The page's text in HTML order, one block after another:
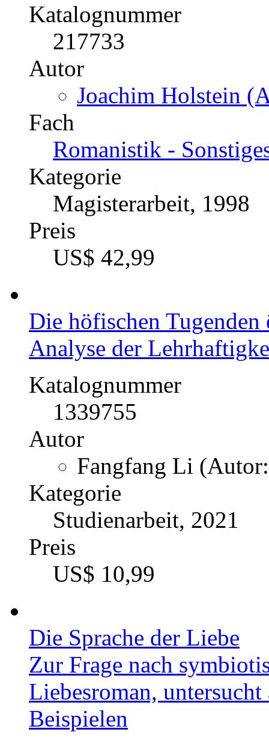
Katalognummer
217733
Autor
Joachim Holstein
Fach
Romanistik -
Kategorie
Magisterarbeit, 1998
Preis
US$ 42,99
Die höfischen
Analyse der
Katalognummer
1339755
Autor
Fangfang Li
Kategorie
Studienarbeit, 2021
Preis
US$ 10,99
Die Sprache der Liebe
Zur Frage nach
Liebesroman,
Beispielen